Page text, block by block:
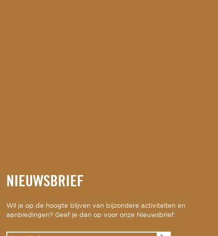
NIEUWSBRIEF
Wil je op de hoogte blijven van bijzondere activiteiten en
aanbiedingen? Geef je dan op voor onze Nieuwsbrief: